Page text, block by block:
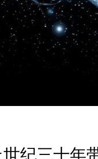
纪三十年